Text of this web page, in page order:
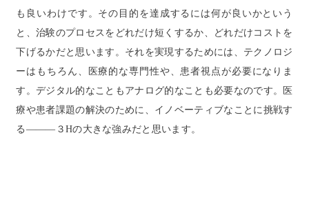
も良いわけです。その目的を達成するには何が良いかという
と、治験のプロセスをどれだけ短くするか、どれだけコストを
下げるかだと思います。それを実現するためには、テクノロジ
ーはもちろん、医療的な専門性や、患者視点が必要になりま
す。デジタル的なこともアナログ的なことも必要なのです。医
療や患者課題の解決のために、イノベーティブなことに挑戦す
る―――３Hの大きな強みだと思います。